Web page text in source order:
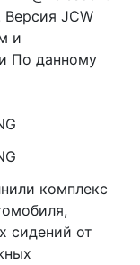
JCW
и
По данному
комплекс
сидений от